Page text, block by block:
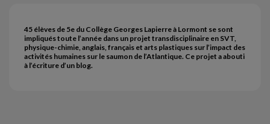
45 élèves de 5e du Collège Georges Lapierre à Lormont se sont
impliqués toute l’année dans un projet transdisciplinaire en SVT,
physique-chimie, anglais, français et arts plastiques sur l’impact des
activités humaines sur le saumon de l’Atlantique. Ce projet a abouti
à l’écriture d’un blog.